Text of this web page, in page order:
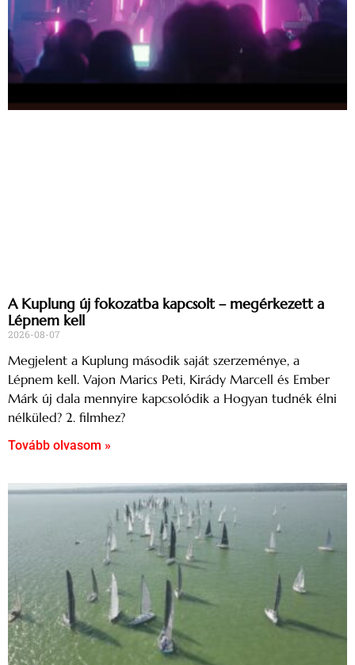
A Kuplung új fokozatba kapcsolt – megérkezett a
Lépnem kell
2026-08-07
Megjelent a Kuplung második saját szerzeménye, a
Lépnem kell. Vajon Marics Peti, Kirády Marcell és Ember
Márk új dala mennyire kapcsolódik a Hogyan tudnék élni
nélküled? 2. filmhez?
Tovább olvasom »